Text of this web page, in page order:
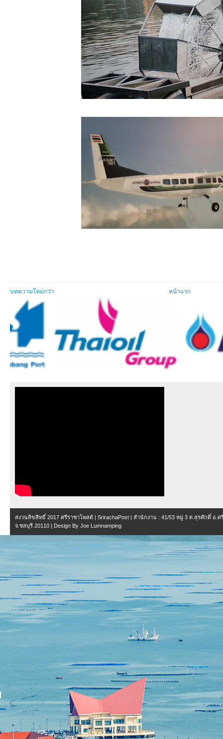
บทความใหม่กว่า หน้าแรก
สงวนลิขสิทธิ์ 2017 ศรีราชาโพสต์ | SrirachaPost | สำนักงาน : 41/53 หมู่ 3 ต.สุรศักดิ์ อ.ศ
จ.ชลบุรี 20110 | Design By Joe Lumnamping